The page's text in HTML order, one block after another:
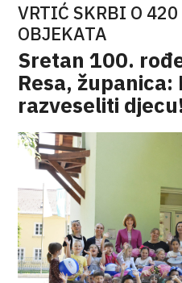
VRTIĆ SKRBI O 420
OBJEKATA
Sretan 100.
Resa, županica:
razveseliti